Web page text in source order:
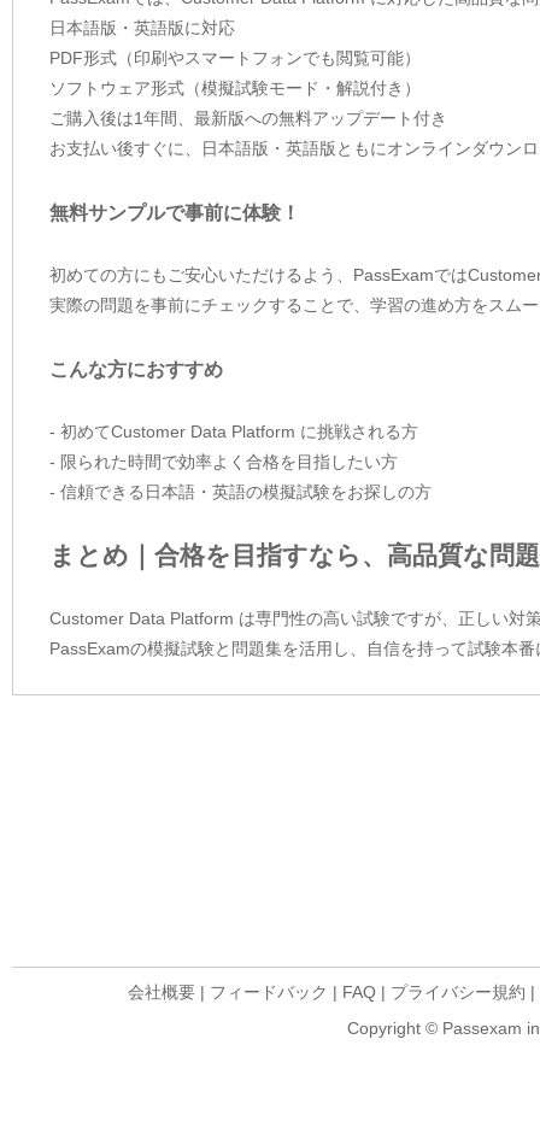
日本語版・英語版に対応
PDF形式（印刷やスマートフォンでも閲覧可能）
ソフトウェア形式（模擬試験モード・解説付き）
ご購入後は1年間、最新版への無料アップデート付き
お支払い後すぐに、日本語版・英語版ともにオンラインダウン
無料サンプルで事前に体験！
初めての方にもご安心いただけるよう、PassExamでは
実際の問題を事前にチェックすることで、学習の進め方をスム
こんな方におすすめ
- 初めてCustomer Data Platform に挑戦される方
- 限られた時間で効率よく合格を目指したい方
- 信頼できる日本語・英語の模擬試験をお探しの方
まとめ｜合格を目指すなら、高品質な問
Customer Data Platform は専門性の高い試験ですが、正しい対
PassExamの模擬試験と問題集を活用し、自信を持って試験本
会社概要 | フィードバック | FAQ | プライバシー規約 |
Copyright © Passexam